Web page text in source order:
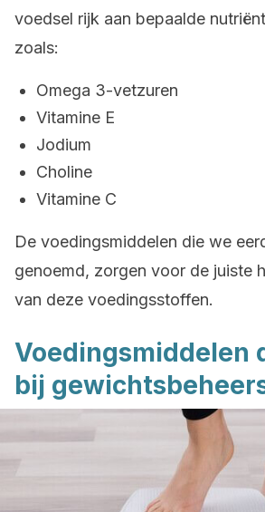
voedsel rijk aan bepaalde
zoals:
Omega 3-vetzuren
Vitamine E
Jodium
Choline
Vitamine C
De voedingsmiddelen die we
genoemd, zorgen voor de juiste
van deze voedingsstoffen.
Voedingsmiddelen
bij